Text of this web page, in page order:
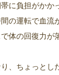
に負担がかか
の運転で血流
体の回復力が
、ちょっとし